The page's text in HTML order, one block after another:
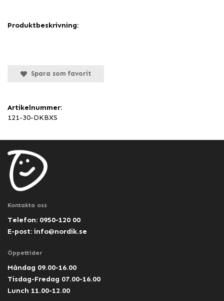
Produktbeskrivning:
Spara som favorit
Artikelnummer:
121-30-DKBXS
Kontakta oss
Telefon: 0950-120 00
E-post: info@nordik.se
Öppettider
Måndag 09.00-16.00
Tisdag-Fredag 07.00-16.00
Lunch 11.00-12.00